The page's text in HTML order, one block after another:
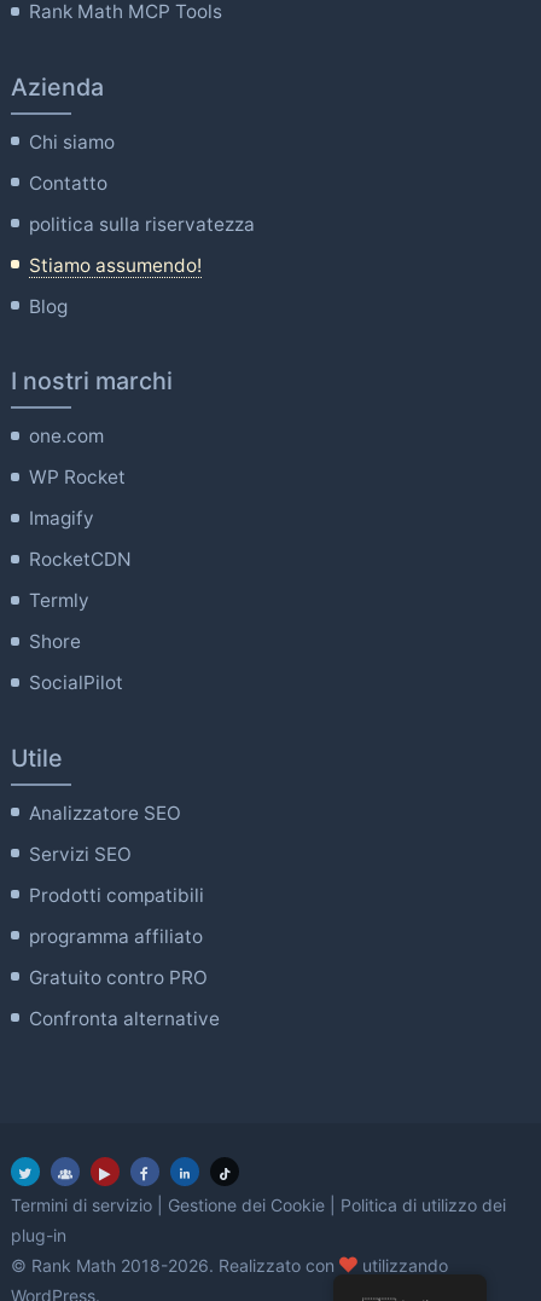
Rank Math MCP Tools
Azienda
Chi siamo
Contatto
politica sulla riservatezza
Stiamo assumendo!
Blog
I nostri marchi
one.com
WP Rocket
Imagify
RocketCDN
Termly
Shore
SocialPilot
Utile
Analizzatore SEO
Servizi SEO
Prodotti compatibili
programma affiliato
Gratuito contro PRO
Confronta alternative
Termini di servizio Gestione dei Cookie
Politica di utilizzo dei
plug-in
© Rank Math 2018-2026. Realizzato con
amore
utilizzando
WordPress.